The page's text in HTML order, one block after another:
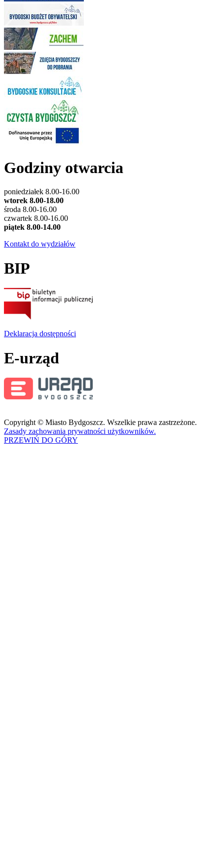
Godziny otwarcia
poniedziałek 8.00-16.00
wtorek 8.00-18.00
środa 8.00-16.00
czwartek 8.00-16.00
piątek 8.00-14.00
Kontakt do wydziałów
BIP
Deklaracja dostępności
E-urząd
Copyright © Miasto Bydgoszcz. Wszelkie prawa zastrzeżone.
Zasady zachowania prywatności użytkowników.
PRZEWIŃ DO GÓRY